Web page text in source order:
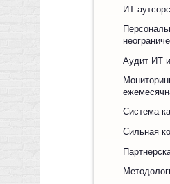
ИТ
Аудит ИТ
Система
Сильная